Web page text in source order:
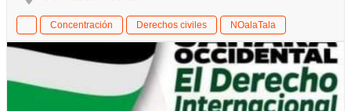
Concentración Derechos civiles NOalaTala